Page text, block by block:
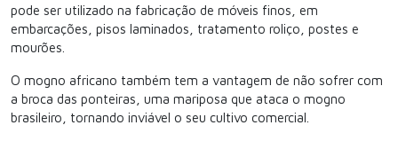
pode ser utilizado na fabricação de móveis finos, em
embarcações, pisos laminados, tratamento roliço, postes e
mourões.
O mogno africano também tem a vantagem de não sofrer com
a broca das ponteiras, uma mariposa que ataca o mogno
brasileiro, tornando inviável o seu cultivo comercial.